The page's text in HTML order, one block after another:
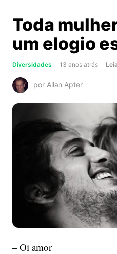
Toda
um elogio
Diversidades 13 anos atrás Leia
por Allan Apter
– Oi amor